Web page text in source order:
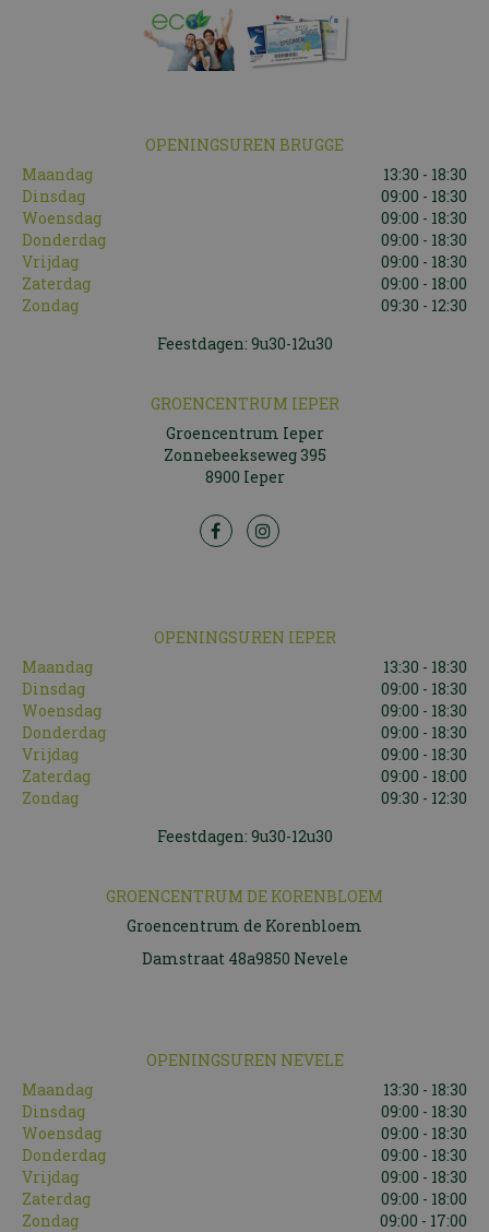
OPENINGSUREN BRUGGE
Maandag
13:30 - 18:30
Dinsdag
09:00 - 18:30
Woensdag
09:00 - 18:30
Donderdag
09:00 - 18:30
Vrijdag
09:00 - 18:30
Zaterdag
09:00 - 18:00
Zondag
09:30 - 12:30
Feestdagen: 9u30-12u30
GROENCENTRUM IEPER
Groencentrum Ieper
Zonnebeekseweg 395
8900 Ieper
OPENINGSUREN IEPER
Maandag
13:30 - 18:30
Dinsdag
09:00 - 18:30
Woensdag
09:00 - 18:30
Donderdag
09:00 - 18:30
Vrijdag
09:00 - 18:30
Zaterdag
09:00 - 18:00
Zondag
09:30 - 12:30
Feestdagen: 9u30-12u30
GROENCENTRUM DE KORENBLOEM
Groencentrum de Korenbloem
Damstraat 48a9850 Nevele
OPENINGSUREN NEVELE
Maandag
13:30 - 18:30
Dinsdag
09:00 - 18:30
Woensdag
09:00 - 18:30
Donderdag
09:00 - 18:30
Vrijdag
09:00 - 18:30
Zaterdag
09:00 - 18:00
Zondag
09:00 - 17:00